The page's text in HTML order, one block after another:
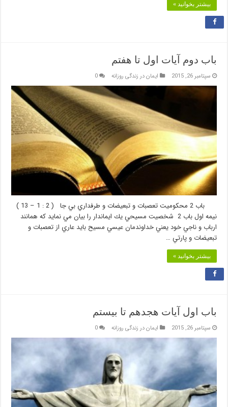
بیشتر بخوانید »
باب دوم آيات اول تا هفتم
سپتامبر 26, 2015 ایمان در زندگی روزانه 0
باب 2 محكوميت تعصبات و تبعيضات و طرفداري بي جا ( 2 : 1 – 13 )
نيمه اول باب 2 شخصيت مسيحي يك ايماندار را بيان مي نمايد كه همانند
ارباب و ناجي خود يعني خداوندمان عيسي مسيح بايد عاري از تعصبات و
تبعيضات و پارتي …
بیشتر بخوانید »
باب اول آيات هجدهم تا بيستم
سپتامبر 26, 2015 ایمان در زندگی روزانه 0